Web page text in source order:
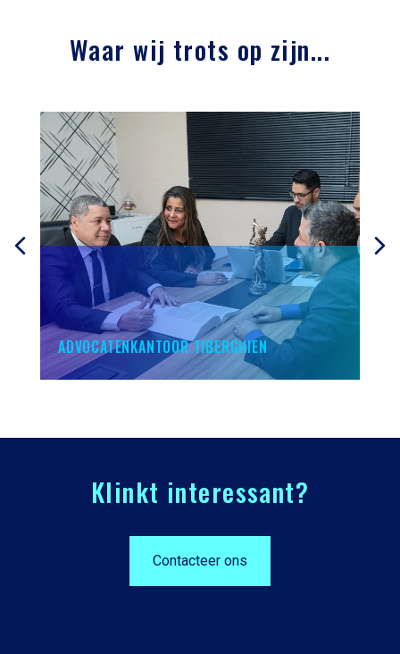
Waar wij trots op zijn...
ADVOCATENKANTOOR TIBERGHIEN
Klinkt interessant?
Contacteer ons